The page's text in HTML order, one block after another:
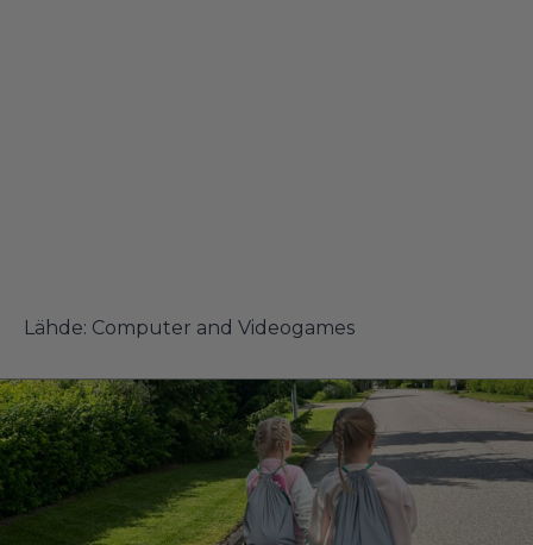
Lähde: Computer and Videogames